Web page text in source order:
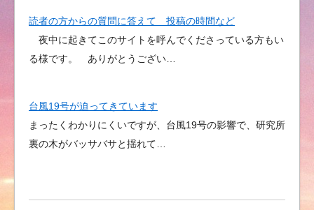
読者の方からの質問に答えて 投稿の時間など
夜中に起きてこのサイトを呼んでくださっている方もい
る様です。 ありがとうござい…
台風19号が迫ってきています
まったくわかりにくいですが、台風19号の影響で、研究所
裏の木がバッサバサと揺れて…